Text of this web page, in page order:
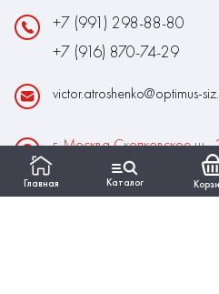
Главная Каталог
+7 (991) 298-88-80
+7 (916) 870-74-29
victor.atroshenko@optimus-
г. Москва Сколковское ш.,
помещение 22)
Время работы: